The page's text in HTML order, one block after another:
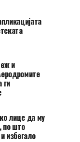
и
ги
лице да му
по што
избегало